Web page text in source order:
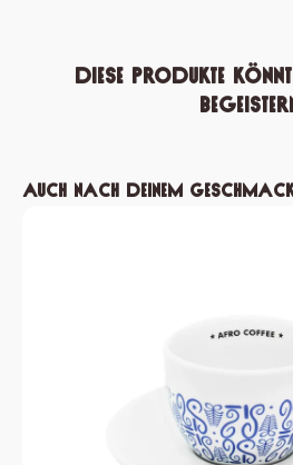
Diese Produkte
Produktgalerie überspringen
Auch nach deinem